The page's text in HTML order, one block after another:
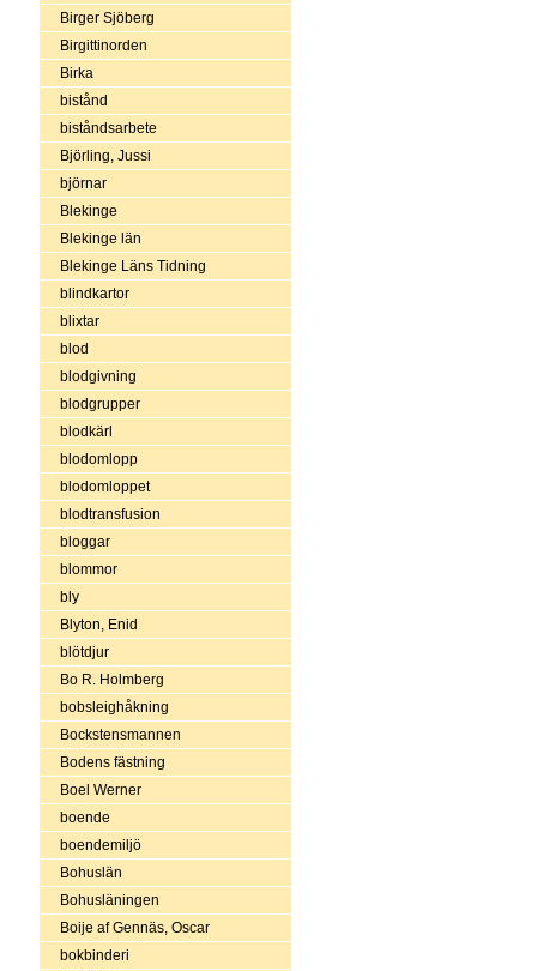
Birger Sjöberg
Birgittinorden
Birka
bistånd
biståndsarbete
Björling, Jussi
björnar
Blekinge
Blekinge län
Blekinge Läns Tidning
blindkartor
blixtar
blod
blodgivning
blodgrupper
blodkärl
blodomlopp
blodomloppet
blodtransfusion
bloggar
blommor
bly
Blyton, Enid
blötdjur
Bo R. Holmberg
bobsleighåkning
Bockstensmannen
Bodens fästning
Boel Werner
boende
boendemiljö
Bohuslän
Bohusläningen
Boije af Gennäs, Oscar
bokbinderi